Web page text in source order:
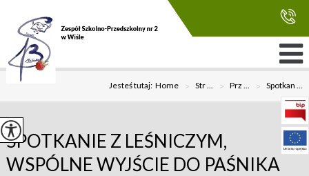
Jesteś tutaj:Home > Str ... > Prz ... > Spotkan ...
SPOTKANIE Z LEŚNICZYM,
WSPÓLNE WYJŚCIE DO PAŚNIKA